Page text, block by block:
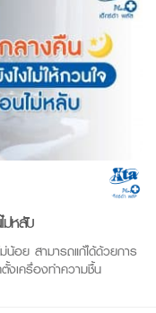
ม่หลับ
น้อย สามารถแก้ได้ด้วยการ
งเครื่องทำความชื้น